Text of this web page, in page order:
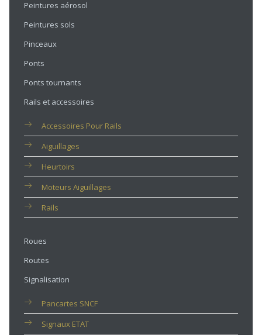
Peintures aérosol
Peintures sols
Pinceaux
Ponts
Ponts tournants
Rails et accessoires
Accessoires Pour Rails
Aiguillages
Heurtoirs
Moteurs Aiguillages
Rails
Roues
Routes
Signalisation
Pancartes SNCF
Signaux ETAT